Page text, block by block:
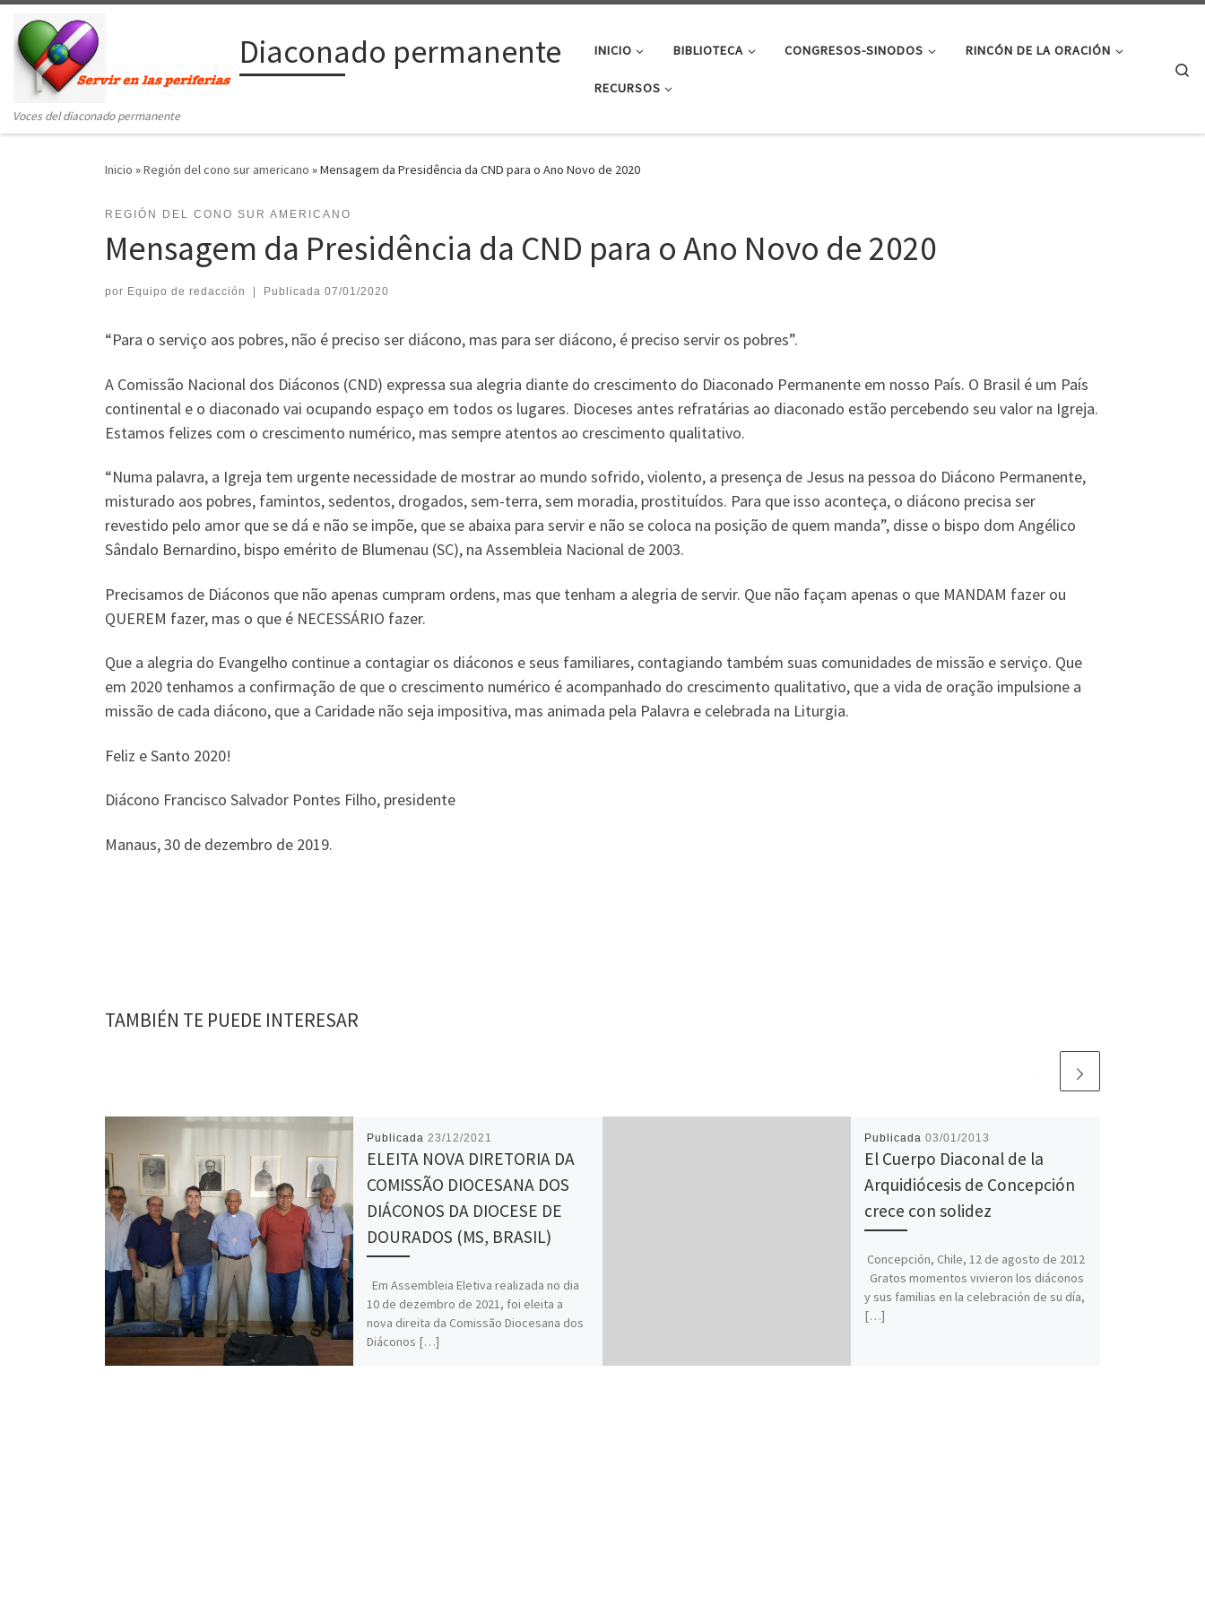
Saltar al contenido
Diaconado permanente
Voces del diaconado permanente
INICIO BIBLIOTECA CONGRESOS-SINODOS RINCÓN DE LA ORACIÓN
RECURSOS
Inicio »Región del cono sur americano »Mensagem da Presidência da CND para o Ano Novo de 2020
REGIÓN DEL CONO SUR AMERICANO
Mensagem da Presidência da CND para o Ano Novo de 2020
por Equipo de redacción Publicada 07/01/2020
“Para o serviço aos pobres, não é preciso ser diácono, mas para ser diácono, é preciso servir os pobres”.
A Comissão Nacional dos Diáconos (CND) expressa sua alegria diante do crescimento do Diaconado Permanente em nosso País. O Brasil é um País
continental e o diaconado vai ocupando espaço em todos os lugares. Dioceses antes refratárias ao diaconado estão percebendo seu valor na Igreja.
Estamos felizes com o crescimento numérico, mas sempre atentos ao crescimento qualitativo.
“Numa palavra, a Igreja tem urgente necessidade de mostrar ao mundo sofrido, violento, a presença de Jesus na pessoa do Diácono Permanente,
misturado aos pobres, famintos, sedentos, drogados, sem-terra, sem moradia, prostituídos. Para que isso aconteça, o diácono precisa ser
revestido pelo amor que se dá e não se impõe, que se abaixa para servir e não se coloca na posição de quem manda”, disse o bispo dom Angélico
Sândalo Bernardino, bispo emérito de Blumenau (SC), na Assembleia Nacional de 2003.
Precisamos de Diáconos que não apenas cumpram ordens, mas que tenham a alegria de servir. Que não façam apenas o que MANDAM fazer ou
QUEREM fazer, mas o que é NECESSÁRIO fazer.
Que a alegria do Evangelho continue a contagiar os diáconos e seus familiares, contagiando também suas comunidades de missão e serviço. Que
em 2020 tenhamos a confirmação de que o crescimento numérico é acompanhado do crescimento qualitativo, que a vida de oração impulsione a
missão de cada diácono, que a Caridade não seja impositiva, mas animada pela Palavra e celebrada na Liturgia.
Feliz e Santo 2020!
Diácono Francisco Salvador Pontes Filho, presidente
Manaus, 30 de dezembro de 2019.
TAMBIÉN TE PUEDE INTERESAR
Publicada 23/12/2021
ELEITA NOVA DIRETORIA DA
COMISSÃO DIOCESANA DOS
DIÁCONOS DA DIOCESE DE
DOURADOS (MS, BRASIL)
Em Assembleia Eletiva realizada no dia
10 de dezembro de 2021, foi eleita a
nova direita da Comissão Diocesana dos
Diáconos […]
Publicada 03/01/2013
El Cuerpo Diaconal de la
Arquidiócesis de Concepción
crece con solidez
Concepción, Chile, 12 de agosto de 2012
Gratos momentos vivieron los diáconos
y sus familias en la celebración de su día,
[…]